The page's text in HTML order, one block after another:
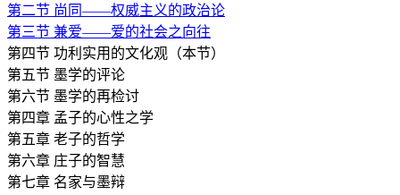
第二节 尚同——权威主义的政治论
第三节 兼爱——爱的社会之向往
第四节 功利实用的文化观（本节）
第五节 墨学的评论
第六节 墨学的再检讨
第四章 孟子的心性之学
第五章 老子的哲学
第六章 庄子的智慧
第七章 名家与墨辩